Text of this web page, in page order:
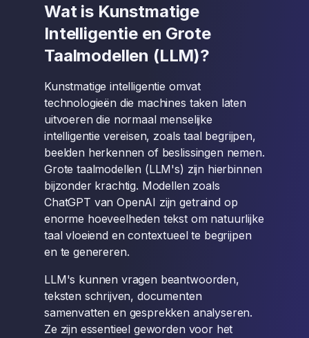
Wat is Kunstmatige
Intelligentie en Grote
Taalmodellen (LLM)?
Kunstmatige intelligentie omvat
technologieën die machines taken laten
uitvoeren die normaal menselijke
intelligentie vereisen, zoals taal begrijpen,
beelden herkennen of beslissingen nemen.
Grote taalmodellen (LLM's) zijn hierbinnen
bijzonder krachtig. Modellen zoals
ChatGPT van OpenAI zijn getraind op
enorme hoeveelheden tekst om natuurlijke
taal vloeiend en contextueel te begrijpen
en te genereren.
LLM's kunnen vragen beantwoorden,
teksten schrijven, documenten
samenvatten en gesprekken analyseren.
Ze zijn essentieel geworden voor het